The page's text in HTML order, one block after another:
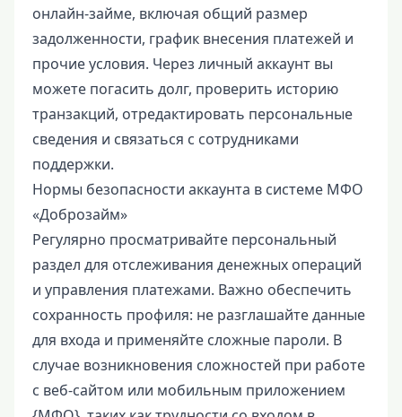
онлайн-займе, включая общий размер
задолженности, график внесения платежей и
прочие условия. Через личный аккаунт вы
можете погасить долг, проверить историю
транзакций, отредактировать персональные
сведения и связаться с сотрудниками
поддержки.
Нормы безопасности аккаунта в системе МФО
«Доброзайм»
Регулярно просматривайте персональный
раздел для отслеживания денежных операций
и управления платежами. Важно обеспечить
сохранность профиля: не разглашайте данные
для входа и применяйте сложные пароли. В
случае возникновения сложностей при работе
с веб-сайтом или мобильным приложением